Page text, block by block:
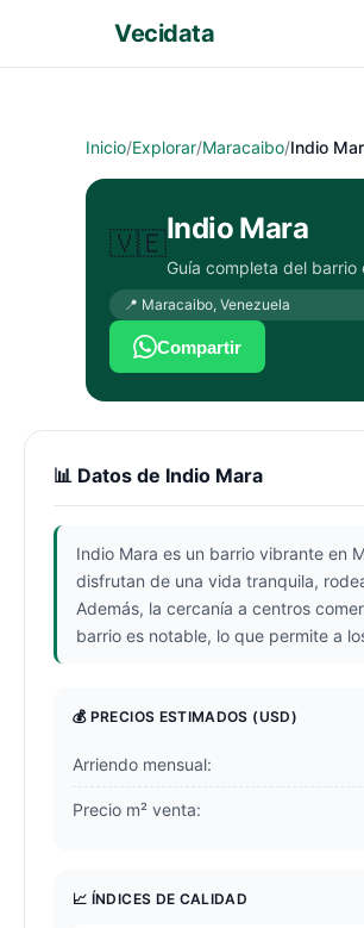
Vecidata
Inicio/Explorar/Maracaibo/Indio
🇻🇪Indio Mara
Guía completa del barrio
📍 Maracaibo, Venezuela
Compartir
📊 Datos de Indio Mara
Indio Mara es un barrio vibrante en
disfrutan de una vida tranquila,
Además, la cercanía a centros
barrio es notable, lo que permite a
💰 PRECIOS ESTIMADOS (USD)
Arriendo mensual:
Precio m² venta:
📈 ÍNDICES DE CALIDAD